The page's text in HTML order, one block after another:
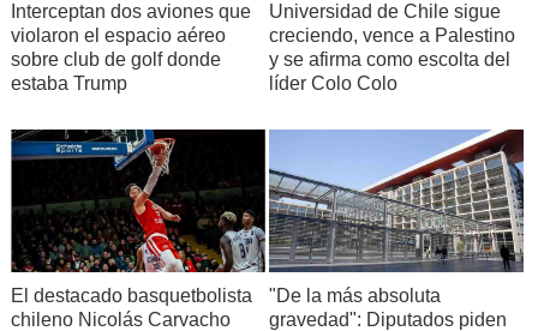
Interceptan dos aviones que
violaron el espacio aéreo
sobre club de golf donde
estaba Trump
Universidad de Chile sigue
creciendo, vence a Palestino
y se afirma como escolta del
líder Colo Colo
El destacado basquetbolista
chileno Nicolás Carvacho
"De la más absoluta
gravedad": Diputados piden